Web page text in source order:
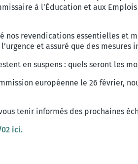
à l’Éducation et aux
nos revendications essentielles
et assuré que des
en suspens : quels seront les
européenne le 26 février,
tenir informés des prochaines
ici.